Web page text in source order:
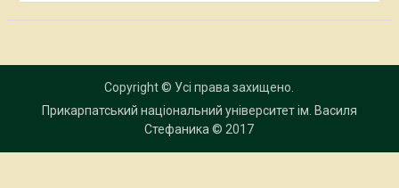
Copyright © Усі права захищено.
Прикарпатський національний університет ім. Василя
Стефаника © 2017